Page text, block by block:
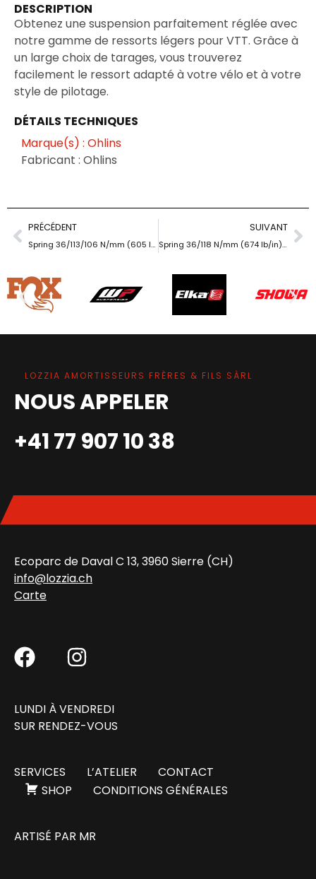
DESCRIPTION
Obtenez une suspension parfaitement réglée avec
notre gamme de ressorts légers pour VTT. Grâce à
un large choix de tarages, vous trouverez
facilement le ressort adapté à votre vélo et à votre
style de pilotage.
DÉTAILS TECHNIQUES
Marque(s) : Ohlins
Fabricant : Ohlins
PRÉCÉDENT
Spring 36/113/106 N/mm (605 lb/in)/57 mm
SUIVANT
Spring 36/118 N/mm (674 lb/in)/57 mm
LOZZIA AMORTISSEURS FRÈRES & FILS SÀRL
NOUS APPELER
+41 77 907 10 38
Ecoparc de Daval C 13, 3960 Sierre (CH)
info@lozzia.ch
Carte
LUNDI À VENDREDI
SUR RENDEZ-VOUS
SERVICES L’ATELIER
CONTACT
SHOP
CONDITIONS GÉNÉRALES
ARTISÉ PAR MR